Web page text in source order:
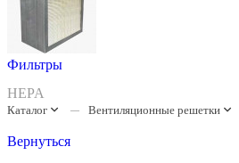
Фильтры
HEPA
Каталог Вентиляционные решетки
Вернуться